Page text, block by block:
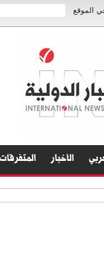
الموقع
الأخبار المتفرقات